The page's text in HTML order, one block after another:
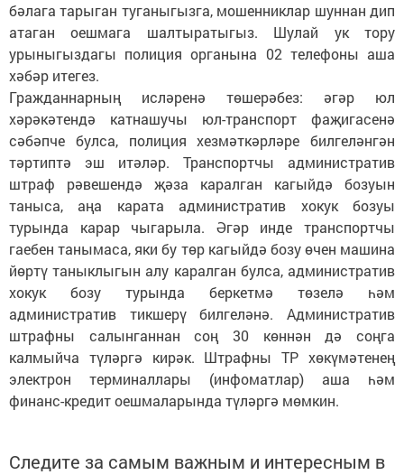
бәлага тарыган туганыгызга, мошенниклар шуннан дип
атаган оешмага шалтыратыгыз. Шулай ук тору
урыныгыздагы полиция органына 02 телефоны аша
хәбәр итегез.
Гражданнарның исләренә төшерәбез: әгәр юл
хәрәкәтендә катнашучы юл-транспорт фаҗигасенә
сәбәпче булса, полиция хезмәткәрләре билгеләнгән
тәртиптә эш итәләр. Транспортчы административ
штраф рәвешендә җәза каралган кагыйдә бозуын
таныса, аңа карата административ хокук бозуы
турында карар чыгарыла. Әгәр инде транспортчы
гаебен танымаса, яки бу төр кагыйдә бозу өчен машина
йөртү таныклыгын алу каралган булса, административ
хокук бозу турында беркетмә төзелә һәм
административ тикшерү билгеләнә. Административ
штрафны салынганнан соң 30 көннән дә соңга
калмыйча түләргә кирәк. Штрафны ТР хөкүмәтенең
электрон терминаллары (инфоматлар) аша һәм
финанс-кредит оешмаларында түләргә мөмкин.
Следите за самым важным и интересным в